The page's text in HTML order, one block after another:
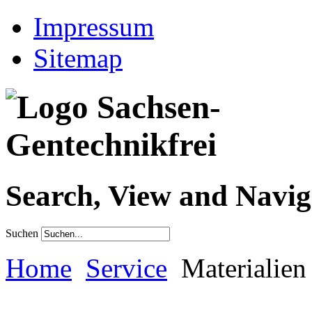
Impressum
Sitemap
Search, View and
Suchen
Home Service Materialien